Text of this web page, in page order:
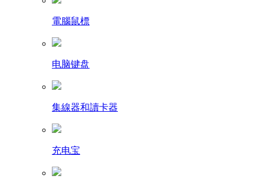
電腦鼠標
电脑键盘
集線器和讀卡器
充电宝